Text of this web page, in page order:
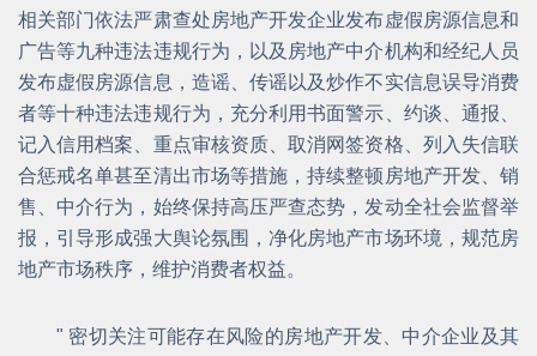
相关部门依法严肃查处房地产开发企业发布虚假房源信息和
广告等九种违法违规行为，以及房地产中介机构和经纪人员
发布虚假房源信息，造谣、传谣以及炒作不实信息误导消费
者等十种违法违规行为，充分利用书面警示、约谈、通报、
记入信用档案、重点审核资质、取消网签资格、列入失信联
合惩戒名单甚至清出市场等措施，持续整顿房地产开发、销
售、中介行为，始终保持高压严查态势，发动全社会监督举
报，引导形成强大舆论氛围，净化房地产市场环境，规范房
地产市场秩序，维护消费者权益。
" 密切关注可能存在风险的房地产开发、中介企业及其